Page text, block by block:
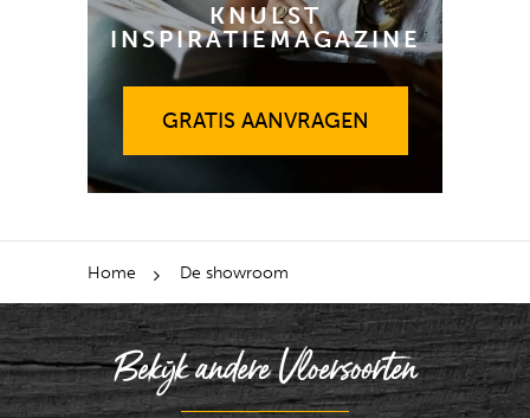
KNULST
INSPIRATIEMAGAZINE
GRATIS AANVRAGEN
GRATIS AANVRAGEN
Home De showroom
Bekijk andere Vloersoorten